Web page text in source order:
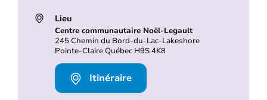
Lieu
Centre communautaire Noël-Legault
245 Chemin du Bord-du-Lac-Lakeshore
Pointe-Claire Québec H9S 4K8
Itinéraire